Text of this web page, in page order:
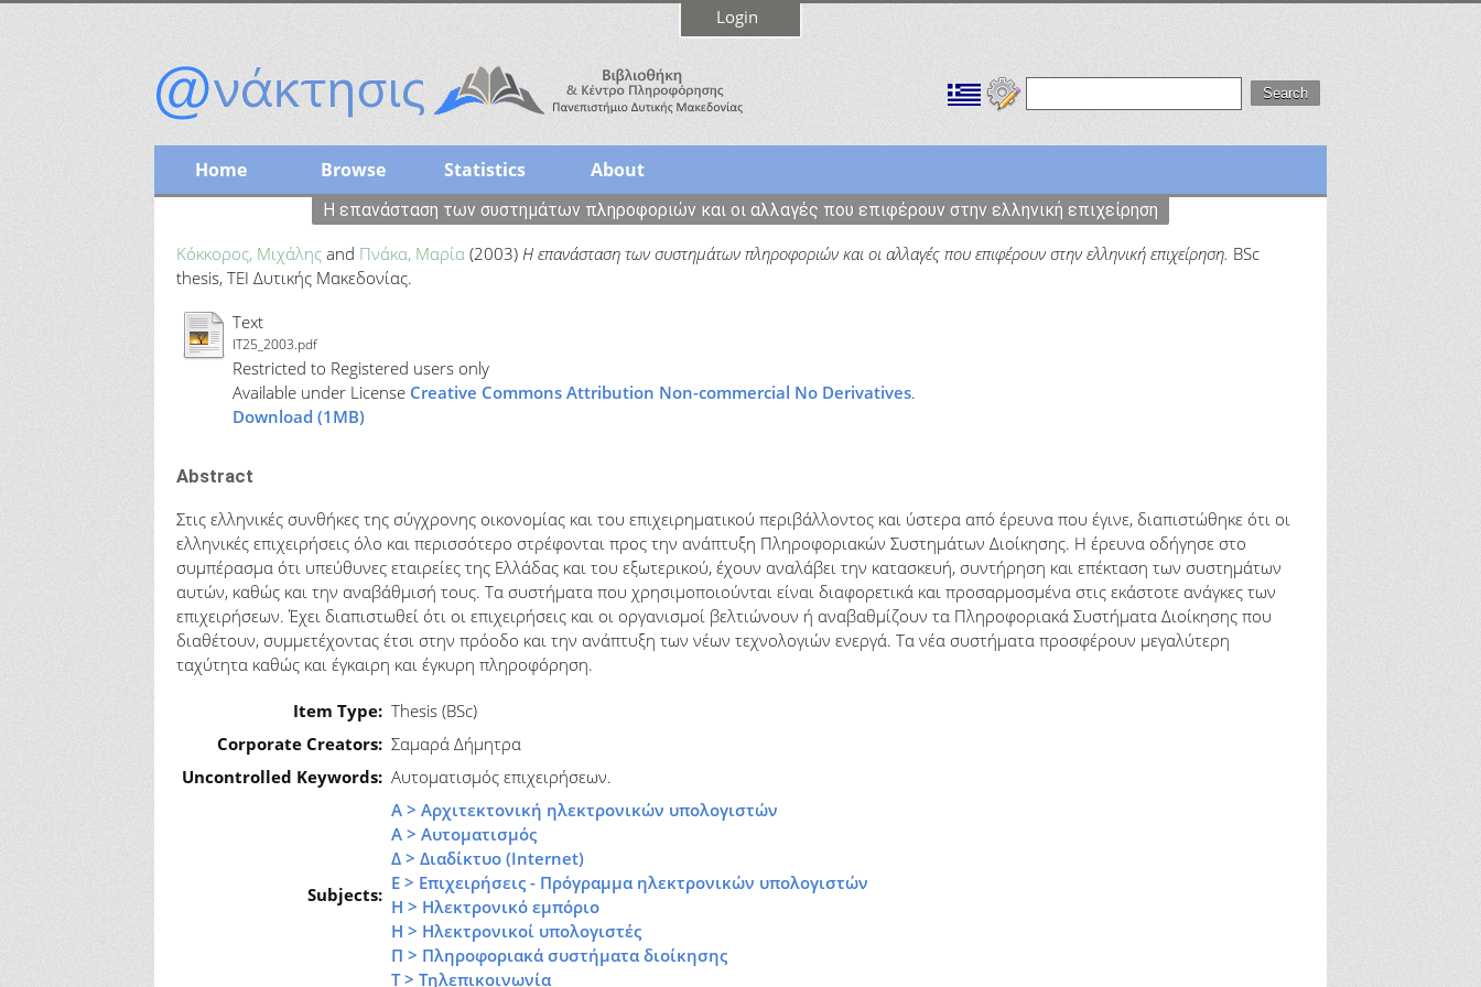
Login
Home Browse Statistics About
Η επανάσταση των συστημάτων πληροφοριών και οι αλλαγές που επιφέρουν στην ελληνική επιχείρηση
Κόκκορος, Μιχάλης and Πνάκα, Μαρία (2003) Η επανάσταση των συστημάτων πληροφοριών και οι αλλαγές που επιφέρουν στην ελληνική επιχείρηση. BSc
thesis, ΤΕΙ Δυτικής Μακεδονίας.
Text
IT25_2003.pdf
Restricted to Registered users only
Available under License Creative Commons Attribution Non-commercial No Derivatives.
Download (1MB)
Abstract
Στις ελληνικές συνθήκες της σύγχρονης οικονομίας και του επιχειρηματικού περιβάλλοντος και ύστερα από έρευνα που έγινε, διαπιστώθηκε ότι οι
ελληνικές επιχειρήσεις όλο και περισσότερο στρέφονται προς την ανάπτυξη Πληροφοριακών Συστημάτων Διοίκησης. Η έρευνα οδήγησε στο
συμπέρασμα ότι υπεύθυνες εταιρείες της Ελλάδας και του εξωτερικού, έχουν αναλάβει την κατασκευή, συντήρηση και επέκταση των συστημάτων
αυτών, καθώς και την αναβάθμισή τους. Τα συστήματα που χρησιμοποιούνται είναι διαφορετικά και προσαρμοσμένα στις εκάστοτε ανάγκες των
επιχειρήσεων. Έχει διαπιστωθεί ότι οι επιχειρήσεις και οι οργανισμοί βελτιώνουν ή αναβαθμίζουν τα Πληροφοριακά Συστήματα Διοίκησης που
διαθέτουν, συμμετέχοντας έτσι στην πρόοδο και την ανάπτυξη των νέων τεχνολογιών ενεργά. Τα νέα συστήματα προσφέρουν μεγαλύτερη
ταχύτητα καθώς και έγκαιρη και έγκυρη πληροφόρηση.
Item Type: Thesis (BSc)
Corporate Creators: Σαμαρά Δήμητρα
Uncontrolled Keywords: Αυτοματισμός επιχειρήσεων.
Subjects:
Α > Αρχιτεκτονική ηλεκτρονικών υπολογιστών
Α > Αυτοματισμός
Δ > Διαδίκτυο (Internet)
Ε > Επιχειρήσεις - Πρόγραμμα ηλεκτρονικών υπολογιστών
Η > Ηλεκτρονικό εμπόριο
Η > Ηλεκτρονικοί υπολογιστές
Π > Πληροφοριακά συστήματα διοίκησης
Τ > Τηλεπικοινωνία